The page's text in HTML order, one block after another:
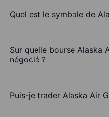
Quel est le symbole de
Sur quelle bourse Alaska
négocié ?
Puis-je trader Alaska Air